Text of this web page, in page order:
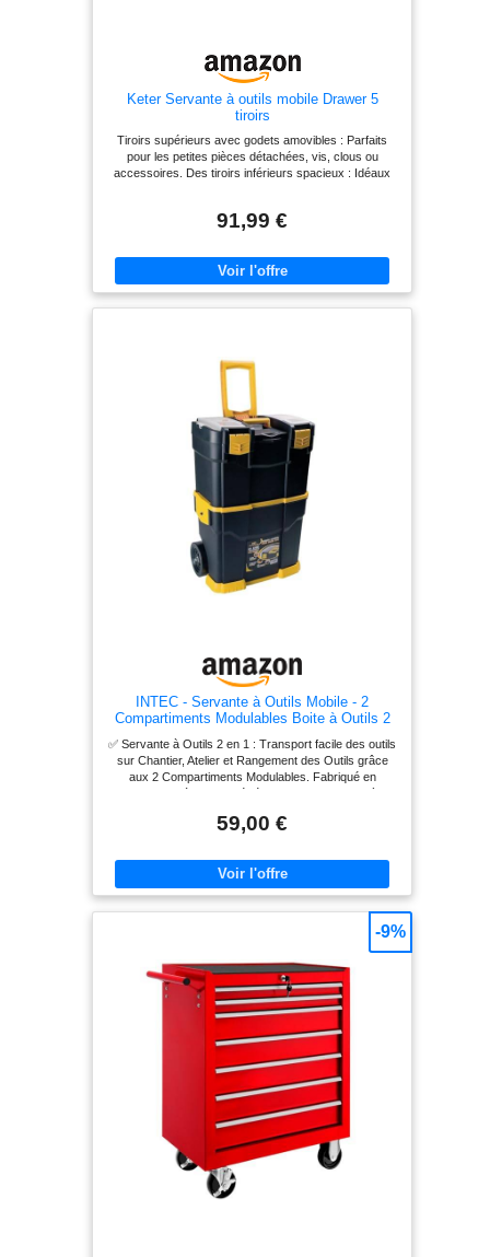
Keter Servante à outils mobile Drawer 5
tiroirs
Tiroirs supérieurs avec godets amovibles : Parfaits
pour les petites pièces détachées, vis, clous ou
accessoires. Des tiroirs inférieurs spacieux : Idéaux
cette servante s'adapte parfaitement à vos besoins.
fixer dans un coin de votre atelier, ou de transporter
uniquement l’un des trois caissons amovibles grâce à
ses poignées pratiques. Configurez cette servante
91,99 €
INTEC - Servante à Outils Mobile - 2
Compartiments Modulables Boite à Outils 2
Roues Charge 70 kg Trolley
✅ Servante à Outils 2 en 1 : Transport facile des outils
sur Chantier, Atelier et Rangement des Outils grâce
aux 2 Compartiments Modulables. Fabriqué en
Polypropylène recyclé résistant aux chocs et à
Charge importante 70 kg max. Convient aux artisans,
Dimensions 46 x 28 x 66.5 cm. Poids : 4.3 kg ✅
Transport facile : Grâce aux 2 roues robustes,
déplacez facilement vos outils partout avec vous, sur
accueillir outils à main, électroportatifs et accessoires,
avec une charge totale de 70 kg. ✅ Matériau
Résistant : Polypropylène résistant aux chocs et à
l'usure. ✅ Modularité : Utilisation combinée ou séparée
des deux sections pour plus de flexibilité.
59,00 €
-9%